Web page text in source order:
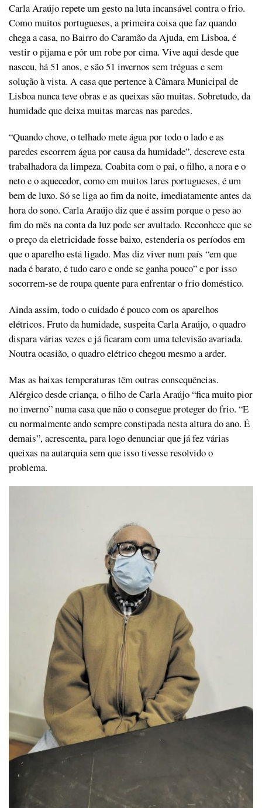
Carla Araújo repete um gesto na luta incansável contra o frio.
Como muitos portugueses, a primeira coisa que faz quando
chega a casa, no Bairro do Caramão da Ajuda, em Lisboa, é
vestir o pijama e pôr um robe por cima. Vive aqui desde que
nasceu, há 51 anos, e são 51 invernos sem tréguas e sem
solução à vista. A casa que pertence à Câmara Municipal de
Lisboa nunca teve obras e as queixas são muitas. Sobretudo, da
humidade que deixa muitas marcas nas paredes.
“Quando chove, o telhado mete água por todo o lado e as
paredes escorrem água por causa da humidade”, descreve esta
trabalhadora da limpeza. Coabita com o pai, o filho, a nora e o
neto e o aquecedor, como em muitos lares portugueses, é um
bem de luxo. Só se liga ao fim da noite, imediatamente antes da
hora do sono. Carla Araújo diz que é assim porque o peso ao
fim do mês na conta da luz pode ser avultado. Reconhece que se
o preço da eletricidade fosse baixo, estenderia os períodos em
que o aparelho está ligado. Mas diz viver num país “em que
nada é barato, é tudo caro e onde se ganha pouco” e por isso
socorrem-se de roupa quente para enfrentar o frio doméstico.
Ainda assim, todo o cuidado é pouco com os aparelhos
elétricos. Fruto da humidade, suspeita Carla Araújo, o quadro
dispara várias vezes e já ficaram com uma televisão avariada.
Noutra ocasião, o quadro elétrico chegou mesmo a arder.
Mas as baixas temperaturas têm outras consequências.
Alérgico desde criança, o filho de Carla Araújo “fica muito pior
no inverno” numa casa que não o consegue proteger do frio. “E
eu normalmente ando sempre constipada nesta altura do ano. É
demais”, acrescenta, para logo denunciar que já fez várias
queixas na autarquia sem que isso tivesse resolvido o
problema.